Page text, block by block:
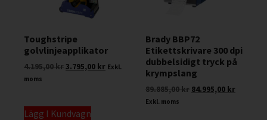
Toughstripe
golvlinjeapplikator
4.195,00kr3.795,00 kr Exkl.
moms
Lägg I Kundvagn
Brady BBP72
Etikettskrivare 300 dpi
dubbelsidigt tryck på
krympslang
89.885,00kr 84.995,00 kr
Exkl. moms